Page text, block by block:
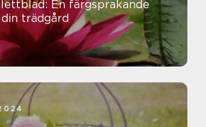
En färgsprakande
trädgård